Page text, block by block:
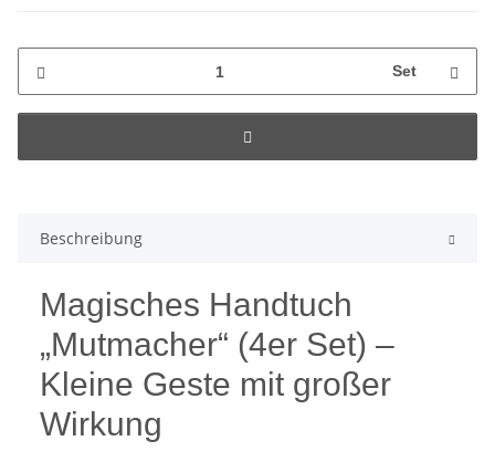
Set
Beschreibung
Magisches Handtuch
„Mutmacher“ (4er Set) –
Kleine Geste mit großer
Wirkung